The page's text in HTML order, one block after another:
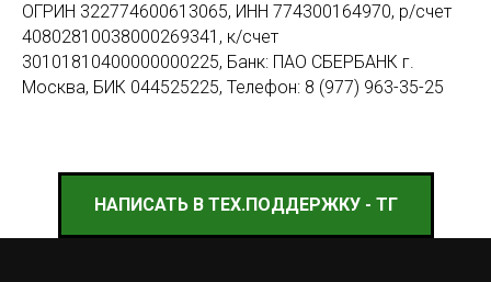
ОГРИН 322774600613065, ИНН 774300164970, р/счет
40802810038000269341, к/счет
30101810400000000225, Банк: ПАО СБЕРБАНК г.
Москва, БИК 044525225, Телефон: 8 (977) 963-35-25
НАПИСАТЬ В ТЕХ.ПОДДЕРЖКУ - ТГ